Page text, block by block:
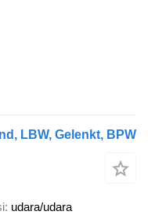
LBW, Gelenkt, BPW
udara/udara